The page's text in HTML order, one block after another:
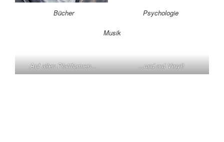
Bücher Psychologie
Musik
Auf allen Plattformen… …und auf Vinyl!